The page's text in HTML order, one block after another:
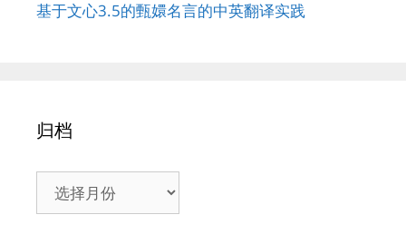
基于文心3.5的甄嬛名言的中英翻译实践
归档